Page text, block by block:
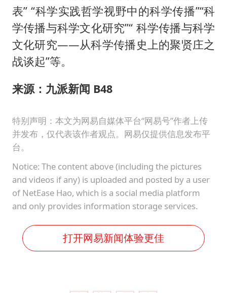
表” “科学实践哲学视野中的科学传播”“科
学传播与科学文化研究”“ 科学传播与科学
文化研究——从科学传播史上的聚贤庄之
战谈起”等。
来源：九派新闻 B48
特别声明：本文为网易自媒体平台“网易号”作者上传
并发布，仅代表该作者观点。网易仅提供信息发布平
台。
Notice: The content above (including the pictures
and videos if any) is uploaded and posted by a user
of NetEase Hao, which is a social media platform
and only provides information storage services.
打开网易新闻体验更佳